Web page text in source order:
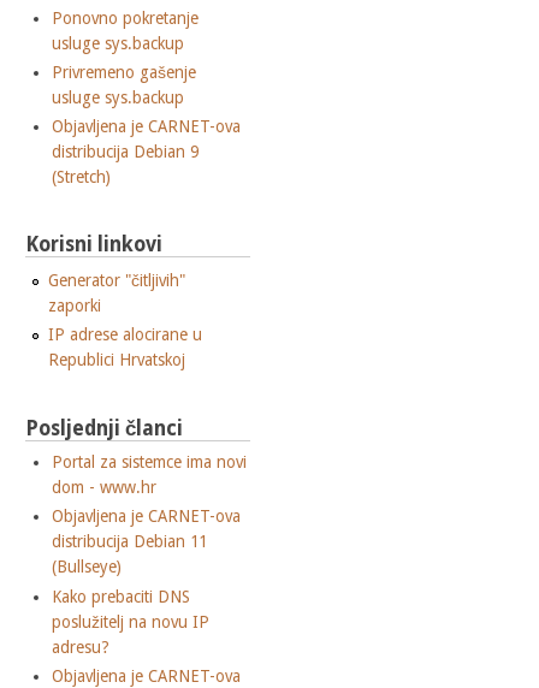
Ponovno pokretanje
usluge sys.backup
Privremeno gašenje
usluge sys.backup
Objavljena je CARNET-ova
distribucija Debian 9
(Stretch)
Korisni linkovi
Generator "čitljivih"
zaporki
IP adrese alocirane u
Republici Hrvatskoj
Posljednji članci
Portal za sistemce ima novi
dom - www.hr
Objavljena je CARNET-ova
distribucija Debian 11
(Bullseye)
Kako prebaciti DNS
poslužitelj na novu IP
adresu?
Objavljena je CARNET-ova